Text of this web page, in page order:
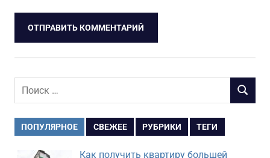
Поиск
ПОИСК
ПОПУЛЯРНОЕ СВЕЖЕЕ РУБРИКИ ТЕГИ
Как получить квартиру большей